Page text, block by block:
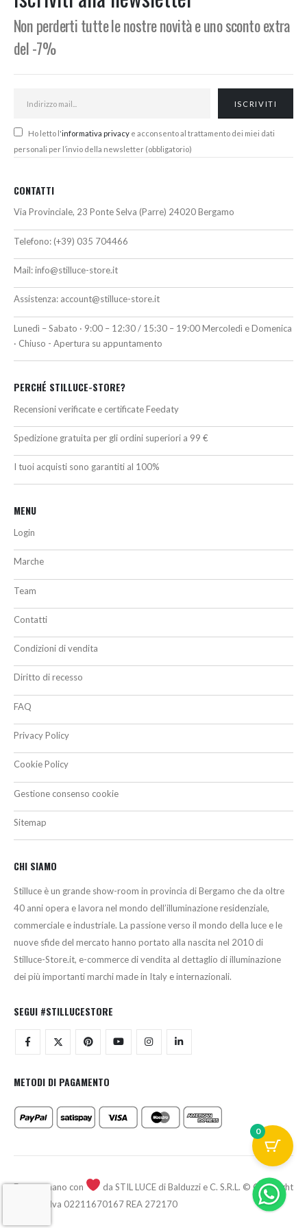
Non perderti tutte le nostre novità e uno sconto extra
del -7%
Ho letto l'informativa privacy e acconsento al trattamento dei miei dati
personali per l’invio della newsletter (obbligatorio)
CONTATTI
Via Provinciale, 23 Ponte Selva (Parre) 24020 Bergamo
Telefono: (+39) 035 704466
Mail:info@stilluce-store.it
Assistenza: account@stilluce-store.it
Lunedì – Sabato · 9:00 – 12:30 / 15:30 – 19:00 Mercoledì e Domenica
· Chiuso - Apertura su appuntamento
PERCHÉ STILLUCE-STORE?
Recensioni verificate e certificate Feedaty
Spedizione gratuita per gli ordini superiori a 99 €
I tuoi acquisti sono garantiti al 100%
MENU
Login
Marche
Team
Contatti
Condizioni di vendita
Diritto di recesso
FAQ
Privacy Policy
Cookie Policy
Gestione consenso cookie
Sitemap
CHI SIAMO
Stilluce è un grande show-room in provincia di Bergamo che da oltre
40 anni opera e lavora nel mondo dell’illuminazione residenziale,
commerciale e industriale. La passione verso il mondo della luce e le
nuove sfide del mercato hanno portato alla nascita nel 2010 di
Stilluce-Store.it, e-commerce di vendita al dettaglio di illuminazione
dei più importanti marchi made in Italy e internazionali.
SEGUI #STILLUCESTORE
METODI DI PAGAMENTO
Fatto a mano con
da STIL LUCE di Balduzzi e C. S.R.L. © Copyright
2026 - P.Iva 02211670167 REA 272170
0